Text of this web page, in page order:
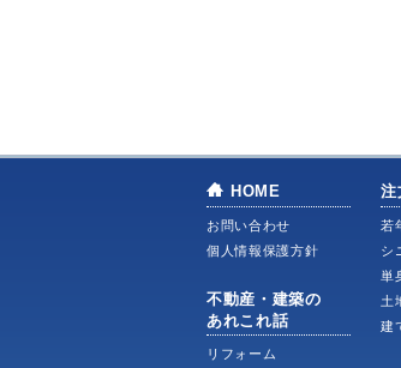
HOME
お問い合わせ
個人情報保護方針
不動産・建築の
あれこれ話
リフォーム
注
若
シ
単
土
建